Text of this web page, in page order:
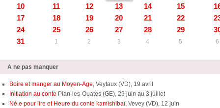
10 11 12 13 14 15
17
18 19 20 21 22
24
25 26 27 28 29
31
1 2 3 4 5 6
A ne pas manquer
Boire et manger au Moyen-Age, Veytaux (VD), 19 avril
Initiation au conte Plan-les-Ouates (GE), 29 juin au 3 juillet
Né.e pour lire et Heure du conte kamishibaï, Vevey (VD), 12 juin